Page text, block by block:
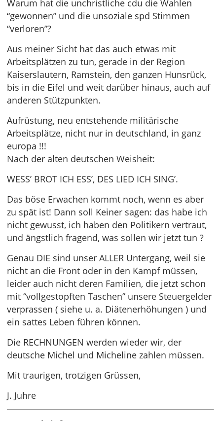
Warum hat die unchristliche cdu die Wahlen
“gewonnen” und die unsoziale spd Stimmen
“verloren”?
Aus meiner Sicht hat das auch etwas mit
Arbeitsplätzen zu tun, gerade in der Region
Kaiserslautern, Ramstein, den ganzen Hunsrück,
bis in die Eifel und weit darüber hinaus, auch auf
anderen Stützpunkten.
Aufrüstung, neu entstehende militärische
Arbeitsplätze, nicht nur in deutschland, in ganz
europa !!!
Nach der alten deutschen Weisheit:
WESS’ BROT ICH ESS’, DES LIED ICH SING’.
Das böse Erwachen kommt noch, wenn es aber
zu spät ist! Dann soll Keiner sagen: das habe ich
nicht gewusst, ich haben den Politikern vertraut,
und ängstlich fragend, was sollen wir jetzt tun ?
Genau DIE sind unser ALLER Untergang, weil sie
nicht an die Front oder in den Kampf müssen,
leider auch nicht deren Familien, die jetzt schon
mit “vollgestopften Taschen” unsere Steuergelder
verprassen ( siehe u. a. Diätenerhöhungen ) und
ein sattes Leben führen können.
Die RECHNUNGEN werden wieder wir, der
deutsche Michel und Micheline zahlen müssen.
Mit traurigen, trotzigen Grüssen,
J. Juhre